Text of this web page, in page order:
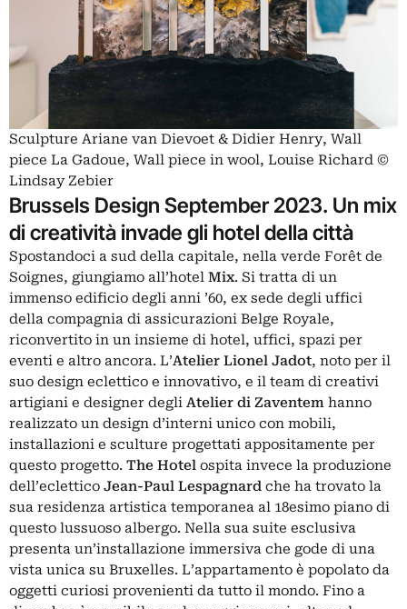
Sculpture Ariane van Dievoet & Didier Henry, Wall
piece La Gadoue, Wall piece in wool, Louise Richard ©
Lindsay Zebier
Brussels Design September 2023. Un mix
di creatività invade gli hotel della città
Spostandoci a sud della capitale, nella verde Forêt de
Soignes, giungiamo all’hotel Mix. Si tratta di un
immenso edificio degli anni ’60, ex sede degli uffici
della compagnia di assicurazioni Belge Royale,
riconvertito in un insieme di hotel, uffici, spazi per
eventi e altro ancora. L’Atelier Lionel Jadot, noto per il
suo design eclettico e innovativo, e il team di creativi
artigiani e designer degli Atelier di Zaventem hanno
realizzato un design d’interni unico con mobili,
installazioni e sculture progettati appositamente per
questo progetto. The Hotel ospita invece la produzione
dell’eclettico Jean-Paul Lespagnard che ha trovato la
sua residenza artistica temporanea al 18esimo piano di
questo lussuoso albergo. Nella sua suite esclusiva
presenta un’installazione immersiva che gode di una
vista unica su Bruxelles. L’appartamento è popolato da
oggetti curiosi provenienti da tutto il mondo. Fino a